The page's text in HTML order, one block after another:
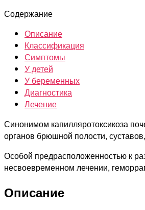
Содержание
Описание
Классификация
Симптомы
У детей
У беременных
Диагностика
Лечение
Синонимом капилляротоксикоза
органов брюшной полости,
Особой предрасположенностью к
несвоевременном лечении,
Описание